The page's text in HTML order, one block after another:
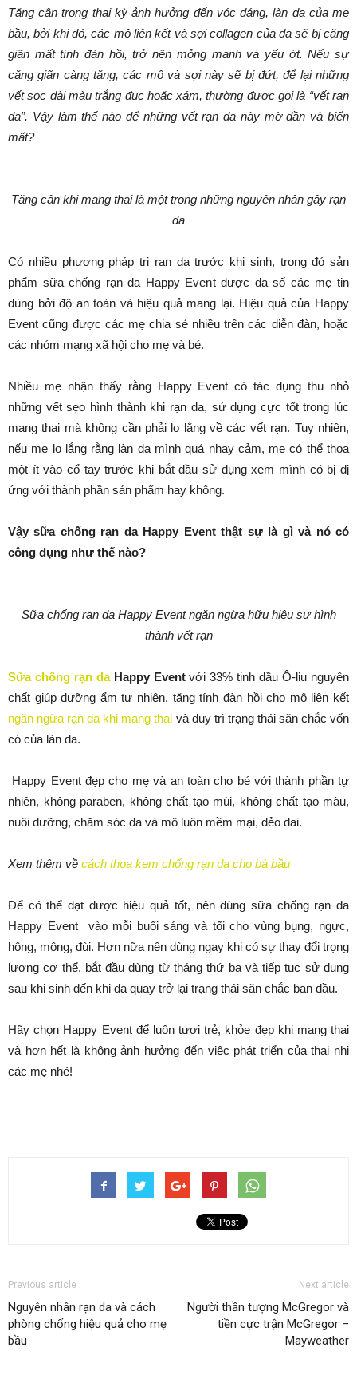
Tăng cân trong thai kỳ ảnh hưởng đến vóc dáng, làn da của mẹ
bầu, bởi khi đó, các mô liên kết và sợi collagen của da sẽ bị căng
giãn mất tính đàn hồi, trở nên mỏng manh và yếu ớt. Nếu sự
căng giãn càng tăng, các mô và sợi này sẽ bị đứt, để lại những
vết sọc dài màu trắng đục hoặc xám, thường được gọi là “vết rạn
da”. Vậy làm thế nào để những vết rạn da này mờ dần và biến
mất?
Tăng cân khi mang thai là một trong những nguyên nhân gây rạn
da
Có nhiều phương pháp trị rạn da trước khi sinh, trong đó sản
phẩm sữa chống rạn da Happy Event được đa số các mẹ tin
dùng bởi độ an toàn và hiệu quả mang lại. Hiệu quả của Happy
Event cũng được các mẹ chia sẻ nhiều trên các diễn đàn, hoặc
các nhóm mạng xã hội cho mẹ và bé.
Nhiều mẹ nhận thấy rằng Happy Event có tác dụng thu nhỏ
những vết sẹo hình thành khi rạn da, sử dụng cực tốt trong lúc
mang thai mà không cần phải lo lắng về các vết rạn. Tuy nhiên,
nếu mẹ lo lắng rằng làn da mình quá nhạy cảm, mẹ có thể thoa
một ít vào cổ tay trước khi bắt đầu sử dụng xem mình có bị dị
ứng với thành phần sản phẩm hay không.
Vậy sữa chống rạn da Happy Event thật sự là gì và nó có
công dụng như thế nào?
Sữa chống rạn da Happy Event ngăn ngừa hữu hiệu sự hình
thành vết rạn
Sữa chống rạn daHappy Eventvới 33% tinh dầu Ô-liu nguyên
chất giúp dưỡng ẩm tự nhiên, tăng tính đàn hồi cho mô liên kết
ngăn ngừa rạn da khi mang thai và duy trì trạng thái săn chắc vốn
có của làn da.
Happy Event đẹp cho mẹ và an toàn cho bé với thành phần tự
nhiên, không paraben, không chất tạo mùi, không chất tạo màu,
nuôi dưỡng, chăm sóc da và mô luôn mềm mại, dẻo dai.
Xem thêm về cách thoa kem chống rạn da cho bà bầu
Để có thể đạt được hiệu quả tốt, nên dùng sữa chống rạn da
Happy Event vào mỗi buổi sáng và tối cho vùng bụng, ngực,
hông, mông, đùi. Hơn nữa nên dùng ngay khi có sự thay đổi trọng
lượng cơ thể, bắt đầu dùng từ tháng thứ ba và tiếp tục sử dụng
sau khi sinh đến khi da quay trở lại trạng thái săn chắc ban đầu.
Hãy chọn Happy Event để luôn tươi trẻ, khỏe đẹp khi mang thai
và hơn hết là không ảnh hưởng đến việc phát triển của thai nhi
các mẹ nhé!
Previous article
Nguyên nhân rạn da và cách
phòng chống hiệu quả cho mẹ
bầu
Next article
Người thần tượng McGregor và
tiền cực trận McGregor –
Mayweather